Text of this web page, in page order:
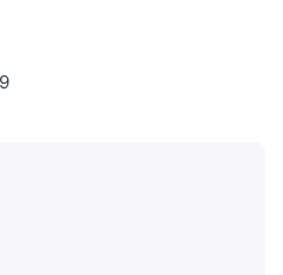
Verkaufspreis, den Kunden